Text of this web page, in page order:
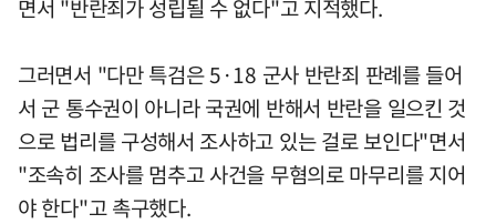
면서 "반란죄가 성립될 수 없다"고 지적했다.
그러면서 "다만 특검은 5·18 군사 반란죄 판례를 들어
서 군 통수권이 아니라 국권에 반해서 반란을 일으킨 것
으로 법리를 구성해서 조사하고 있는 걸로 보인다"면서
"조속히 조사를 멈추고 사건을 무혐의로 마무리를 지어
야 한다"고 촉구했다.